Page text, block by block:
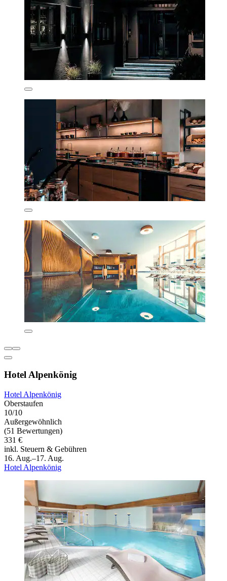
Hotel Alpenkönig
Hotel Alpenkönig
Oberstaufen
10/10
Außergewöhnlich
(51 Bewertungen)
331 €
inkl. Steuern & Gebühren
16. Aug.–17. Aug.
Hotel Alpenkönig